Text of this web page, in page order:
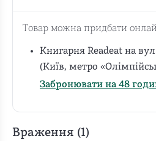
Товар можна придбати
Книгарня Readeat на
(Київ, метро
Забронювати на 48
Враження (1)